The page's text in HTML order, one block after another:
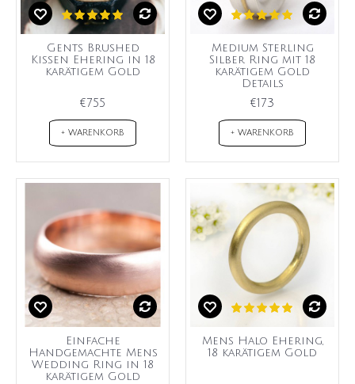
Gents Brushed
Kissen Ehering in 18
karätigem Gold
€755
+ WARENKORB
Medium Sterling
Silber Ring mit 18
karätigem Gold
Details
€173
+ WARENKORB
Einfache
Handgemachte Mens
Wedding Ring in 18
karätigem Gold
Mens Halo Ehering,
18 karätigem Gold